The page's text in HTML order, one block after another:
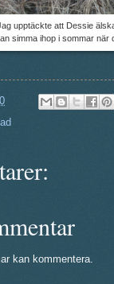
upptäckte att Dessie
simma ihop i sommar när
kan kommentera.